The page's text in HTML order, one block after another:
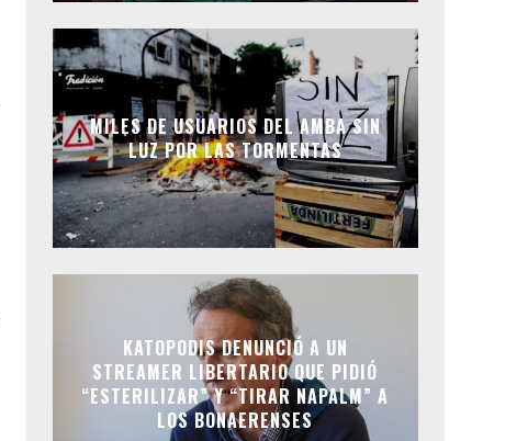
MILES DE USUARIOS DEL AMBA SIN
LUZ POR LAS TORMENTAS
KATOPODIS DENUNCIÓ A UN
STREAMER LIBERTARIO QUE PIDIÓ
“ESTERILIZAR” Y “TIRAR NAPALM” A
LOS BONAERENSES